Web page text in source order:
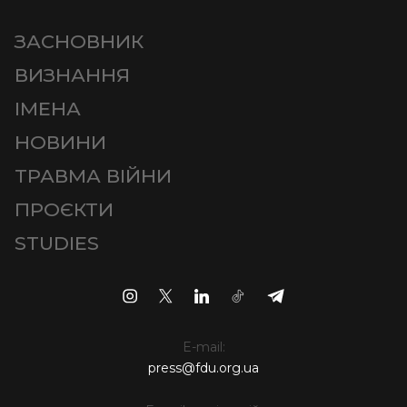
ЗАСНОВНИК
ВИЗНАННЯ
ІМЕНА
НОВИНИ
ТРАВМА ВІЙНИ
ПРОЄКТИ
STUDIES
E-mail:
press@fdu.org.ua